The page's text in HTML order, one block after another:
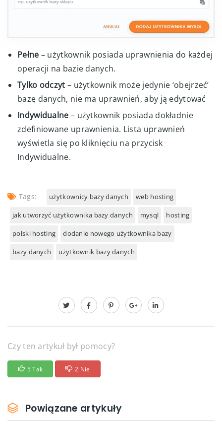
Pełne – użytkownik posiada uprawnienia do każdej
operacji na bazie danych.
Tylko odczyt – użytkownik może jedynie ‘obejrzeć’
bazę danych, nie ma uprawnień, aby ją edytować
Indywidualne – użytkownik posiada dokładnie
zdefiniowane uprawnienia. Lista uprawnień
wyświetla się po kliknięciu na przycisk
Indywidualne.
Tags: użytkownicy bazy danych web hosting
jak utworzyć użytkownika bazy danych mysql hosting
polski hosting dodanie nowego użytkownika bazy
bazy danych użytkownik bazy danych
Czy ten artykuł był pomocy?
5 Tak 2 Nie
Powiązane artykuły